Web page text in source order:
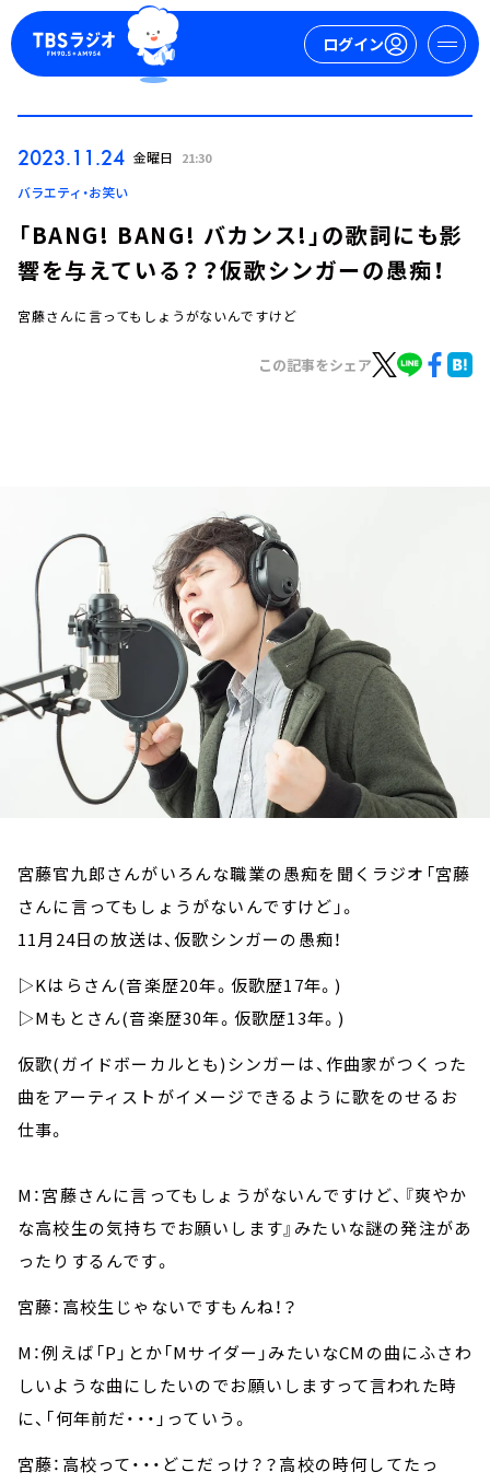
ログイン
ログイン
イベント・グッズ
YouTube
会社情報
2023.11.24 金曜日 21:30
バラエティ・お笑い
「BANG! BANG! バカンス!」の歌詞にも影
響を与えている？？仮歌シンガーの愚痴！
宮藤さんに言ってもしょうがないんですけど
この記事をシェア
宮藤官九郎さんがいろんな職業の愚痴を聞くラジオ「宮藤
さんに言ってもしょうがないんですけど」。
11月24日の放送は、仮歌シンガーの愚痴！
▷Kはらさん(音楽歴20年。仮歌歴17年。)
▷Mもとさん(音楽歴30年。仮歌歴13年。)
仮歌(ガイドボーカルとも)シンガーは、作曲家がつくった
曲をアーティストがイメージできるように歌をのせるお
仕事。
M：宮藤さんに言ってもしょうがないんですけど、『爽やか
な高校生の気持ちでお願いします』みたいな謎の発注があ
ったりするんです。
宮藤：高校生じゃないですもんね！？
M：例えば「P」とか「Mサイダー」みたいなCMの曲にふさわ
しいような曲にしたいのでお願いしますって言われた時
に、「何年前だ・・・」っていう。
宮藤：高校って・・・どこだっけ？？高校の時何してたっ